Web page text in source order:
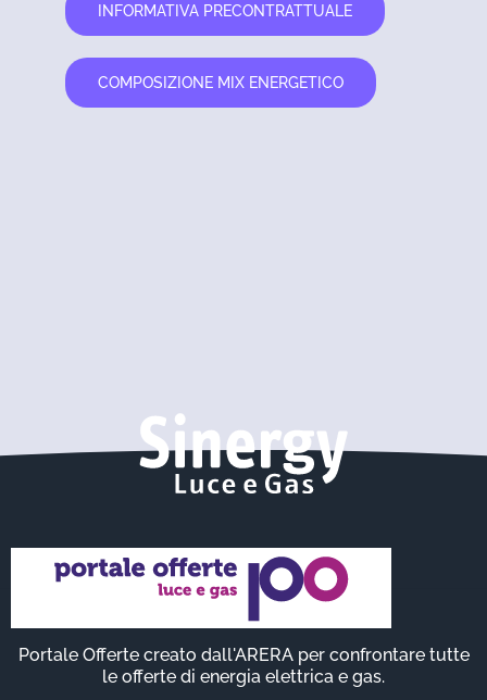
INFORMATIVA PRECONTRATTUALE
COMPOSIZIONE MIX ENERGETICO
Portale Offerte creato dall'ARERA per confrontare tutte
le offerte di energia elettrica e gas.